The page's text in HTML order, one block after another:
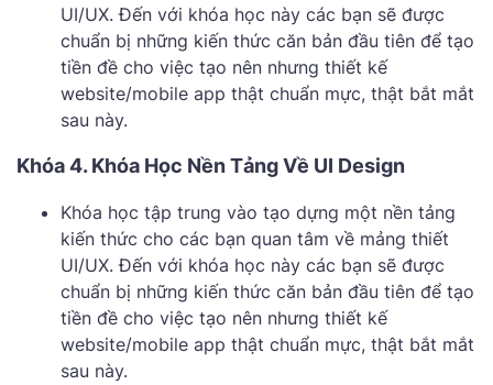
UI/UX. Đến với khóa học này các bạn sẽ được
chuẩn bị những kiến thức căn bản đầu tiên để tạo
tiền đề cho việc tạo nên nhưng thiết kế
website/mobile app thật chuẩn mực, thật bắt mắt
sau này.
Khóa 4. Khóa Học Nền Tảng Về UI Design
Khóa học tập trung vào tạo dựng một nền tảng
kiến thức cho các bạn quan tâm về mảng thiết
UI/UX. Đến với khóa học này các bạn sẽ được
chuẩn bị những kiến thức căn bản đầu tiên để tạo
tiền đề cho việc tạo nên nhưng thiết kế
website/mobile app thật chuẩn mực, thật bắt mắt
sau này.